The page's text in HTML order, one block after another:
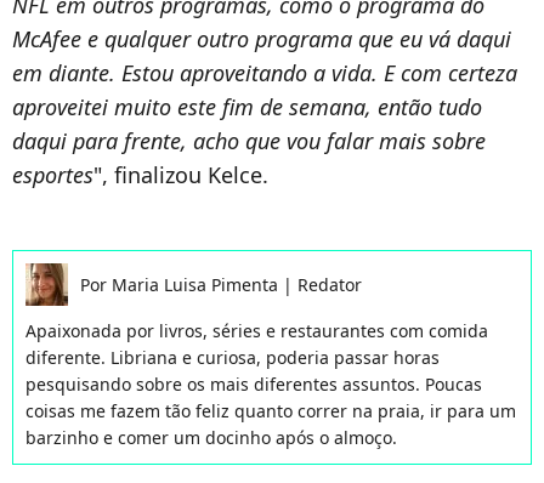
McAfee e qualquer outro programa que eu vá daqui
em diante. Estou aproveitando a vida. E com certeza
aproveitei muito este fim de semana, então tudo
daqui para frente, acho que vou falar mais sobre
esportes", finalizou Kelce.
Por Maria Luisa Pimenta | Redator
Apaixonada por livros, séries e restaurantes com comida
diferente. Libriana e curiosa, poderia passar horas
pesquisando sobre os mais diferentes assuntos. Poucas
coisas me fazem tão feliz quanto correr na praia, ir para um
barzinho e comer um docinho após o almoço.